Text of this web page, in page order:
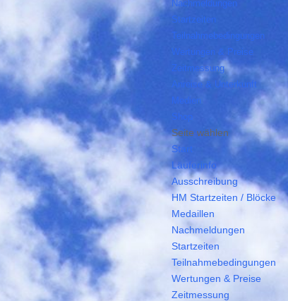
Nachmeldungen
Startzeiten
Teilnahmebedingungen
Wertungen & Preise
Zeitmessung
Anreise & Unterkunft
Medien
Shop
Seite wählen
Start
Läuferinfo
Ausschreibung
HM Startzeiten / Blöcke
Medaillen
Nachmeldungen
Startzeiten
Teilnahmebedingungen
Wertungen & Preise
Zeitmessung